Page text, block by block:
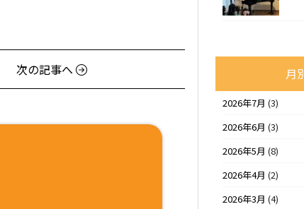
次の記事へ 月
2026年7月 (3)
2026年6月 (3)
2026年5月 (8)
2026年4月 (2)
2026年3月 (4)